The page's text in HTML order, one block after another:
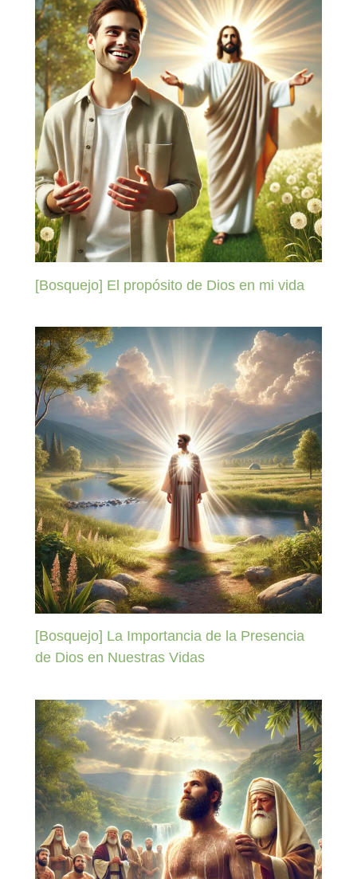
[Bosquejo] El propósito de Dios en mi vida
[Bosquejo] La Importancia de la Presencia
de Dios en Nuestras Vidas